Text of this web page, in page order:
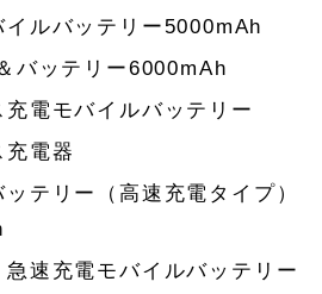
イルバッテリー5000mAh
バッテリー6000mAh
充電モバイルバッテリー
充電器
テリー（高速充電タイプ）
急速充電モバイルバッテリー